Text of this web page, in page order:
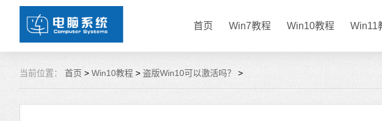
首页 Win7教程 Win10教程 Win11
当前位置： 首页 > Win10教程 > 盗版Win10可以激活吗？ >